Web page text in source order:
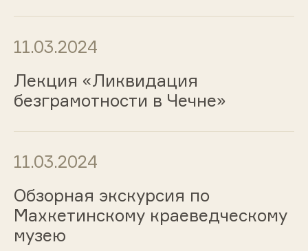
11.03.2024
Лекция «Ликвидация
безграмотности в Чечне»
11.03.2024
Обзорная экскурсия по
Махкетинскому краеведческому
музею